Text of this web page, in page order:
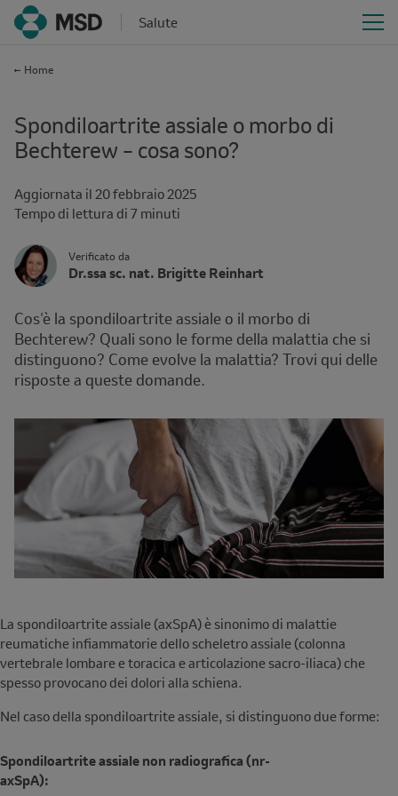
Salute
Home
Spondiloartrite assiale o morbo di
Bechterew – cosa sono?
Aggiornata il 20 febbraio 2025
Reading
Tempo di lettura di 7 minuti
Author Verificato da
Author's
Avatar
Name
Affiliation
Dr.ssa sc. nat. Brigitte Reinhart
Cos'è la spondiloartrite assiale o il morbo di
Bechterew? Quali sono le forme della malattia che si
distinguono? Come evolve la malattia? Trovi qui delle
risposte a queste domande.
La spondiloartrite assiale (axSpA) è sinonimo di malattie
reumatiche infiammatorie dello scheletro assiale (colonna
vertebrale lombare e toracica e articolazione sacro-iliaca) che
spesso provocano dei dolori alla schiena.
Nel caso della spondiloartrite assiale, si distinguono due forme:
Spondiloartrite assiale non radiografica (nr-
axSpA):